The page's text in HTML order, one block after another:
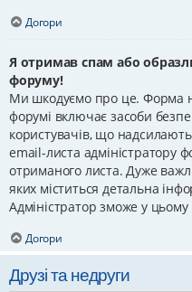
Догори
Я отримав спам або
форуму!
Ми шкодуємо про це. Форма
форумі включає засоби
користувачів, що
email-листа адміністратору
отриманого листа. Дуже
яких міститься детальна
Адміністратор зможе у
Догори
Друзі та недруги